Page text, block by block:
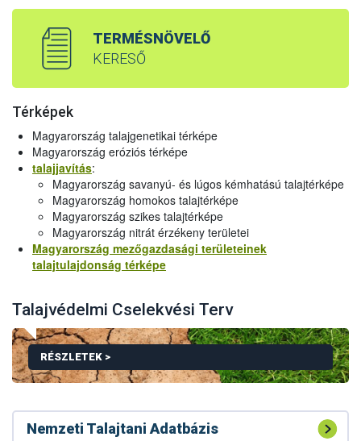
TERMÉSNÖVELŐ
KERESŐ
Térképek
Magyarország talajgenetikai térképe
Magyarország eróziós térképe
talajjavítás:
Magyarország savanyú- és lúgos kémhatású talajtérképe
Magyarország homokos talajtérképe
Magyarország szikes talajtérképe
Magyarország nitrát érzékeny területei
Magyarország mezőgazdasági területeinek
talajtulajdonság térképe
Talajvédelmi Cselekvési Terv
RÉSZLETEK >
Nemzeti Talajtani Adatbázis